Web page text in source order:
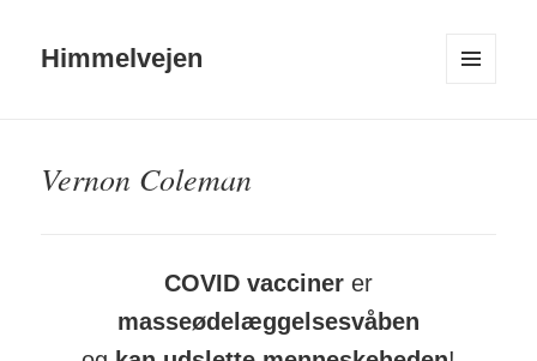
Himmelvejen
Vernon Coleman
COVID vacciner er
masseødelæggelsesvåben